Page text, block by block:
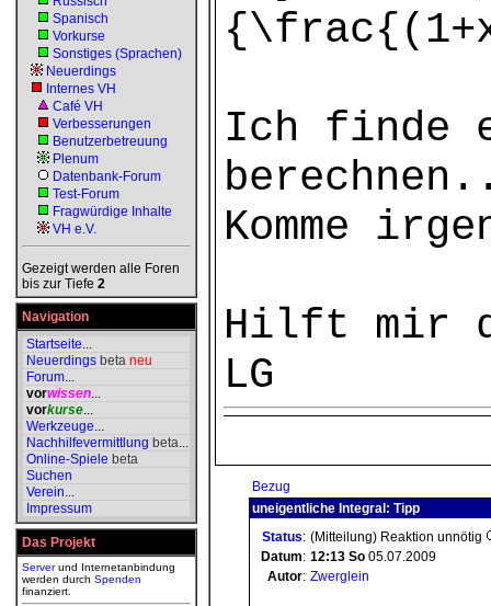
Spanisch
Vorkurse
Sonstiges (Sprachen)
Neuerdings
Internes VH
Café VH
Verbesserungen
Benutzerbetreuung
Plenum
Datenbank-Forum
Test-Forum
Fragwürdige Inhalte
VH e.V.
Gezeigt werden alle Foren
bis zur Tiefe 2
Navigation
Startseite...
Neuerdings beta neu
Forum...
vorwissen...
vorkurse...
Werkzeuge...
Nachhilfevermittlung beta...
Online-Spiele beta
Suchen
Verein...
Impressum
Das Projekt
Serverund Internetanbindung
werden durch Spenden
finanziert.
Ich finde
Komme
Hilft mir
LG
Bezug
uneigentliche Integral: Tipp
Status: (Mitteilung) Reaktion unnötig
Datum: 12:13 So 05.07.2009
Autor: Zwerglein